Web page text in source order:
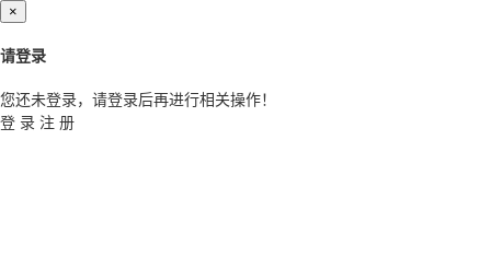
×
请登录
您还未登录，请登录后再进行相关操作！
登 录 注 册